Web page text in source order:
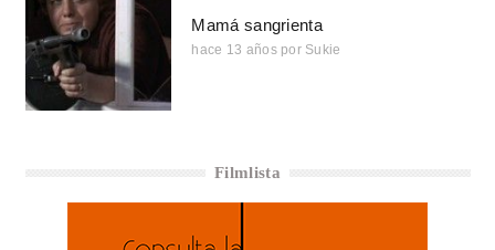
Mamá sangrienta
hace 13 años por Sukie
Filmlista